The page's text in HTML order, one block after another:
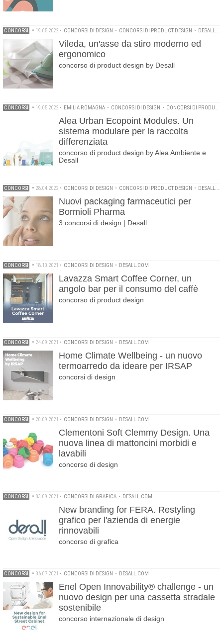
CONCORSI • 19.05.2022 • CONCORSI DI DESIGN • CONCORSI DI PRODUCT DESIGN • DESALL.COM
Vileda, un'asse da stiro moderno ed
ergonomico
concorso di product design by Desall
CONCORSI • 19.05.2022 • EMILIA ROMAGNA • CONCORSI DI DESIGN • CONCORSI DI PRODUCT DESIGN
Alea Urban Ecopoint Modules. Un
sistema modulare per la raccolta
differenziata
concorso di product design by Alea Ambiente e
Desall
CONCORSI • 28.04.2022 • CONCORSI DI DESIGN • CONCORSI DI PRODUCT DESIGN • DESALL.COM
Nuovi packaging farmaceutici per
Bormioli Pharma
3 concorsi di design | Desall
CONCORSI • 18.10.2021 • CONCORSI DI DESIGN • DESALL.COM
Lavazza Smart Coffee Corner, un
angolo bar per il consumo del caffè
concorso di product design
CONCORSI • 24.09.2021 • CONCORSI DI DESIGN • DESALL.COM
Home Climate Wellbeing - un nuovo
termoarredo da ideare per IRSAP
concorsi di design
CONCORSI • 20.09.2021 • CONCORSI DI DESIGN • DESALL.COM
Clementoni Soft Clemmy Design. Una
nuova linea di mattoncini morbidi e
lavabili
concorso di design
CONCORSI • 03.09.2021 • CONCORSI DI GRAFICA • DESALL.COM
New branding for FERA. Restyling
grafico per l'azienda di energie
rinnovabili
concorso di grafica
CONCORSI • 06.07.2021 • CONCORSI DI DESIGN • DESALL.COM
Enel Open Innovability® challenge - un
nuovo design per una cassetta stradale
sostenibile
concorso internazionale di design